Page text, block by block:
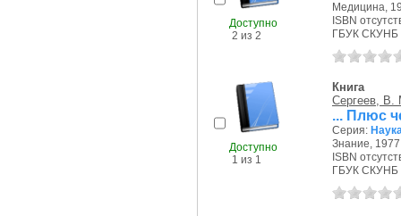
Доступно
2 из 2
Медицина,
ISBN
ГБУК
Доступно
1 из 1
Книга
Сергеев, В.
... Плюс
Серия:
Знание, 1977
ISBN
ГБУК